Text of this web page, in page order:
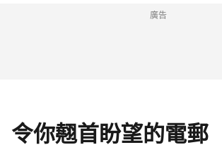
廣告
令你翹首盼望的電郵